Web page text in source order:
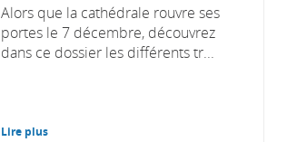
Alors que la cathédrale rouvre ses
portes le 7 décembre, découvrez
dans ce dossier les différents tr...
Lire plus